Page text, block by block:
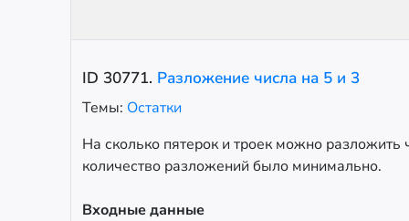
ID 30771. Разложение числа на 5 и 3
Темы: Остатки
На сколько пятерок и троек можно разложить
количество разложений было минимально.
Входные данные